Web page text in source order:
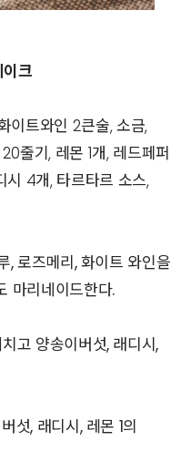
크
이트와인 2큰술, 소금,
줄기, 레몬 1개, 레드페퍼
시 4개, 타르타르 소스,
, 로즈메리, 화이트 와인을
마리네이드한다.
고 양송이버섯, 래디시,
섯, 래디시, 레몬 1의